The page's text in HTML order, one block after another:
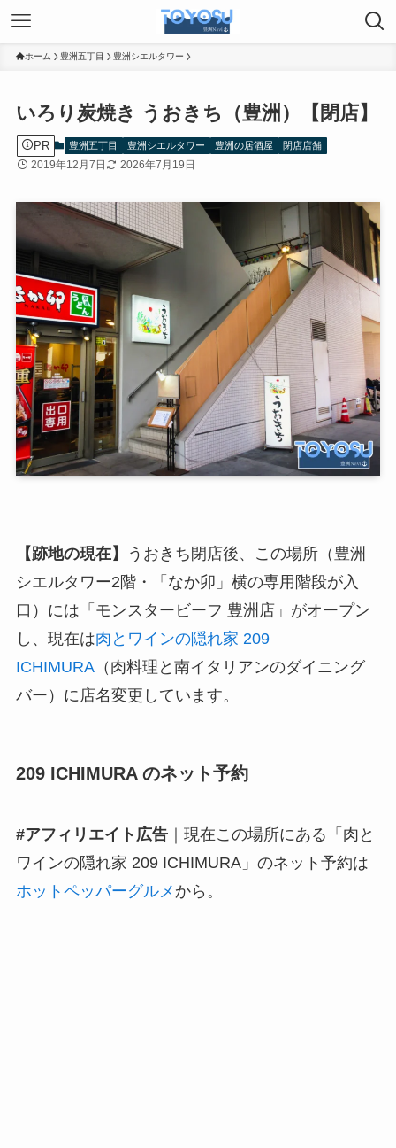
ホーム 豊洲五丁目 豊洲シエルタワー
いろり炭焼き うおきち（豊洲）【閉店】
PR 豊洲五丁目 豊洲シエルタワー 豊洲の居酒屋 閉店店舗
2019年12月7日 2026年7月19日
【跡地の現在】
うおきち閉店後、この場所（豊洲
シエルタワー2階・「なか卯」横の専用階段が入
口）には「モンスタービーフ 豊洲店」がオープン
し、現在は肉とワインの隠れ家 209
ICHIMURA（肉料理と南イタリアンのダイニング
バー）に店名変更しています。
209 ICHIMURA のネット予約
#アフィリエイト広告｜現在この場所にある「肉と
ワインの隠れ家 209 ICHIMURA」のネット予約は
ホットペッパーグルメ から。